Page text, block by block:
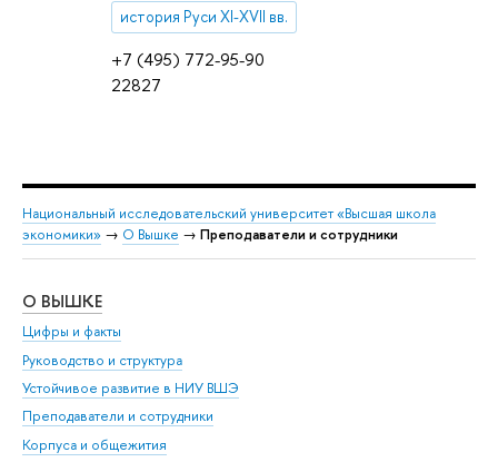
+7 (495) 772-95-90
22827
история Руси XI-XVII вв.
Национальный исследовательский университет «Высшая школа
экономики» → О Вышке → Преподаватели и сотрудники
О ВЫШКЕ
Цифры и факты
Руководство и структура
Устойчивое развитие в НИУ ВШЭ
Преподаватели и сотрудники
Корпуса и общежития